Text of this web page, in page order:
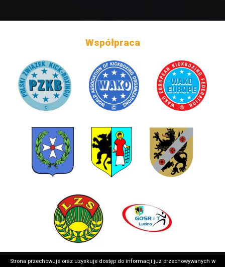
Współpraca
Strona przechowuje oraz uzyskuje dostęp do informacji już przechowywanych w